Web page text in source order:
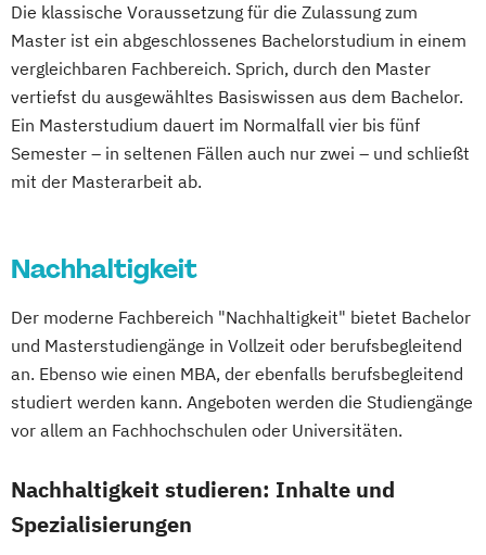
Elektro- und Informationstechnik
Elektrotechnik
Entrepreneurship und Innovation
Ernährungswissenschaften
Fachübersetzen Technik
Fachübersetzen Wirtschaft
Gesundheitspädagogik
Heilpädagogik Informatik
International Business Communication
International Management
KI im Management
Kindheitspädagogik
Logistikmanagement Marketing
Maschinenbau
Mechatronik - Robotik und Automatisierung
Die klassische Voraussetzung für die Zulassung zum
Master ist ein abgeschlossenes Bachelorstudium in einem
vergleichbaren Fachbereich. Sprich, durch den Master
vertiefst du ausgewähltes Basiswissen aus dem Bachelor.
Ein Masterstudium dauert im Normalfall vier bis fünf
Semester – in seltenen Fällen auch nur zwei – und schließt
mit der Masterarbeit ab.
Nachhaltigkeit
Der moderne Fachbereich "Nachhaltigkeit" bietet Bachelor
und Masterstudiengänge in Vollzeit oder berufsbegleitend
an. Ebenso wie einen MBA, der ebenfalls berufsbegleitend
studiert werden kann. Angeboten werden die Studiengänge
vor allem an Fachhochschulen oder Universitäten.
Nachhaltigkeit studieren: Inhalte und
Spezialisierungen